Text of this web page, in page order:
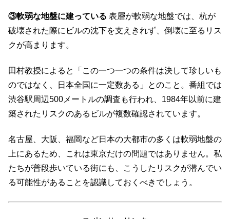
③軟弱な地盤に建っている 表層が軟弱な地盤では、杭が
破壊された際にビルの沈下を支えきれず、倒壊に至るリス
クが高まります。
田村教授によると「この一つ一つの条件は決して珍しいも
のではなく、日本全国に一定数ある」とのこと。番組では
渋谷駅周辺500メートルの調査も行われ、1984年以前に建
築されたリスクのあるビルが複数確認されています。
名古屋、大阪、福岡など日本の大都市の多くは軟弱地盤の
上にあるため、これは東京だけの問題ではありません。私
たちが普段歩いている街にも、こうしたリスクが潜んでい
る可能性があることを認識しておくべきでしょう。